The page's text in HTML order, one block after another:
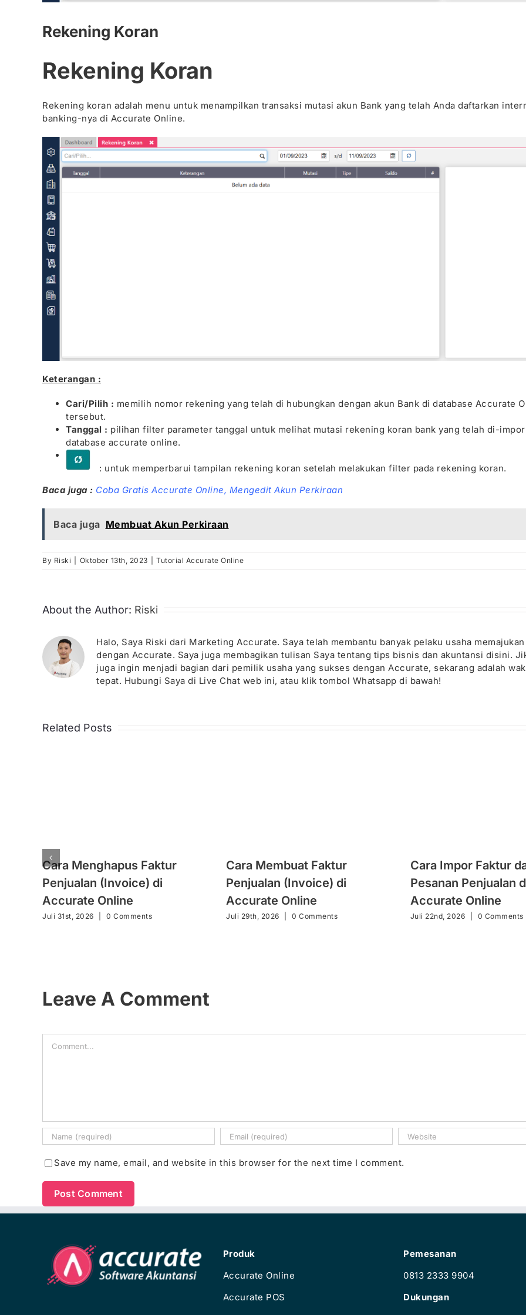
Rekening Koran
Rekening Koran
Rekening koran adalah menu untuk menampilkan transaksi mutasi akun Bank yang telah Anda daftarkan
banking-nya di Accurate Online.
Keterangan :
Cari/Pilih : memilih nomor rekening yang telah di hubungkan dengan akun Bank di database Accurate
tersebut.
Tanggal : pilihan filter parameter tanggal untuk melihat mutasi rekening koran bank yang telah di-
database accurate online.
: untuk memperbarui tampilan rekening koran setelah melakukan filter pada rekening koran.
Baca juga : Coba Gratis Accurate Online, Mengedit Akun Perkiraan
Baca juga Membuat Akun Perkiraan
By Riski Oktober 13th, 2023 Tutorial Accurate Online
About the Author: Riski
Halo, Saya Riski dari Marketing Accurate. Saya telah membantu banyak pelaku usaha
dengan Accurate. Saya juga membagikan tulisan Saya tentang tips bisnis dan akuntansi disini.
juga ingin menjadi bagian dari pemilik usaha yang sukses dengan Accurate, sekarang adalah
tepat. Hubungi Saya di Live Chat web ini, atau klik tombol Whatsapp di bawah!
Related Posts
Cara Menghapus Faktur
Penjualan (Invoice) di
Accurate Online
Juli 31st, 2026 0 Comments
Cara Membuat Faktur
Penjualan (Invoice) di
Accurate Online
Juli 29th, 2026 0 Comments
Cara Impor Faktur
Pesanan Penjualan
Accurate Online
Juli 22nd, 2026 0 Comments
Leave A Comment
Save my name, email, and website in this browser for the next time I comment.
Produk
Accurate Online
Accurate POS
Pemesanan
0813 2333 9904
Dukungan